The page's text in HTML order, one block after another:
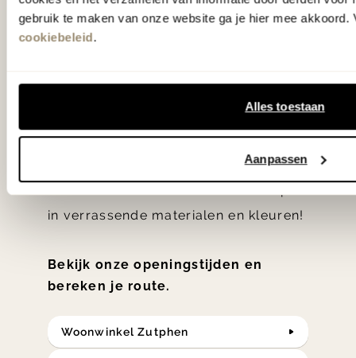
gebruik te maken van onze website ga je hier mee akkoord.
cookiebeleid.
Alles toestaan
Aanpassen
gezien op tv!
'Weer verliefd op je huis' niet? We
hebben met liefde de mooiste woon-,
slaap- en designcollecties
samengesteld met de mooiste
in verrassende materialen en kleuren!
Bekijk onze openingstijden en
bereken je route.
Woonwinkel Zutphen